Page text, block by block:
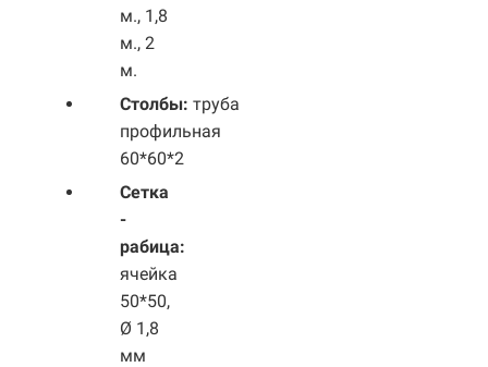
м., 1,8
м., 2
м.
Столбы: труба
профильная
60*60*2
Сетка
-
рабица:
ячейка
50*50,
Ø 1,8
мм